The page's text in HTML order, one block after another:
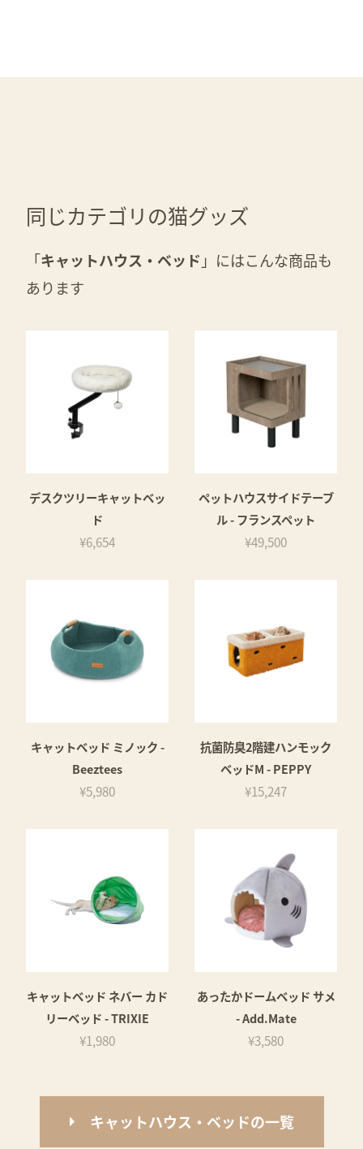
同じカテゴリの猫グッズ
「キャットハウス・ベッド 」にはこんな商品も
あります
デスクツリーキャットベッ
ド
¥6,654
ペットハウスサイドテーブ
ル - フランスペット
¥49,500
キャットベッド ミノック -
Beeztees
¥5,980
抗菌防臭2階建ハンモック
ベッドM - PEPPY
¥15,247
キャットベッド ネバー カド
リーベッド - TRIXIE
¥1,980
あったかドームベッド サメ
- Add.Mate
¥3,580
キャットハウス・ベッドの一覧